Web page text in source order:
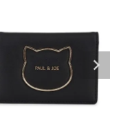
円(税込)